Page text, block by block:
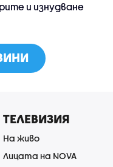
и изнудване
ТЕЛЕВИЗИЯ
На живо
Лицата на NOVA